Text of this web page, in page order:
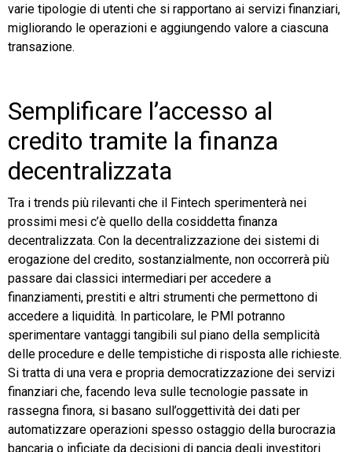
varie tipologie di utenti che si rapportano ai servizi finanziari,
migliorando le operazioni e aggiungendo valore a ciascuna
transazione.
Semplificare l’accesso al
credito tramite la finanza
decentralizzata
Tra i trends più rilevanti che il Fintech sperimenterà nei
prossimi mesi c’è quello della cosiddetta finanza
decentralizzata. Con la decentralizzazione dei sistemi di
erogazione del credito, sostanzialmente, non occorrerà più
passare dai classici intermediari per accedere a
finanziamenti, prestiti e altri strumenti che permettono di
accedere a liquidità. In particolare, le PMI potranno
sperimentare vantaggi tangibili sul piano della semplicità
delle procedure e delle tempistiche di risposta alle richieste.
Si tratta di una vera e propria democratizzazione dei servizi
finanziari che, facendo leva sulle tecnologie passate in
rassegna finora, si basano sull’oggettività dei dati per
automatizzare operazioni spesso ostaggio della burocrazia
bancaria o inficiate da decisioni di pancia degli investitori